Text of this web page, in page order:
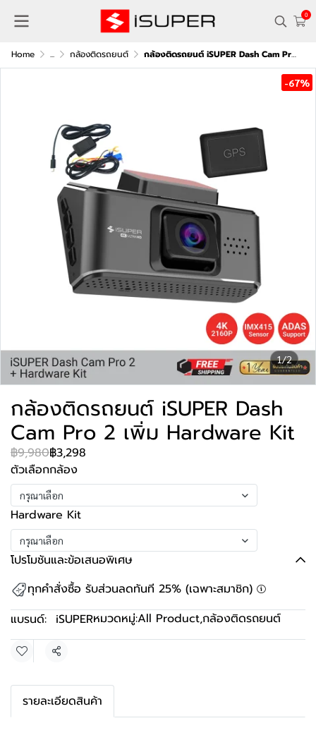
0
Home ... กล้องติดรถยนต์ กล้องติดรถยนต์ iSUPER Dash Cam Pro 2 เพิ่ม Hardware Kit
1/2
-67%
กล้องติดรถยนต์ iSUPER Dash
Cam Pro 2 เพิ่ม Hardware Kit
฿9,980฿3,298
ตัวเลือกกล้อง
กรุณาเลือก
Hardware Kit
กรุณาเลือก
โปรโมชันและข้อเสนอพิเศษ
ทุกคำสั่งซื้อ รับส่วนลดทันที 25% (เฉพาะสมาชิก)
แบรนด์: iSUPERหมวดหมู่:All Product,กล้องติดรถยนต์
แชร์
รายละเอียดสินค้า